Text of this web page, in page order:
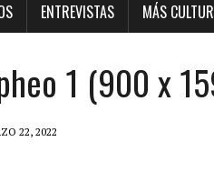
ENTREVISTAS MÁS
1 (900 x
22, 2022